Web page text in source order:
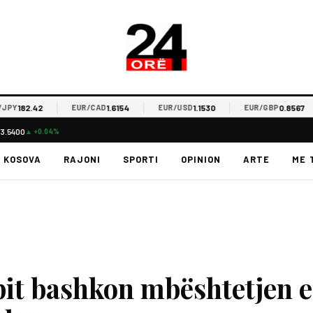
EUR/CAD1.6154 EUR/USD1.1530 EUR/GBP0.8567
▲ +0.04%
KOSOVA RAJONI SPORTI OPINION ARTE ME
bashkon mbështetjen e